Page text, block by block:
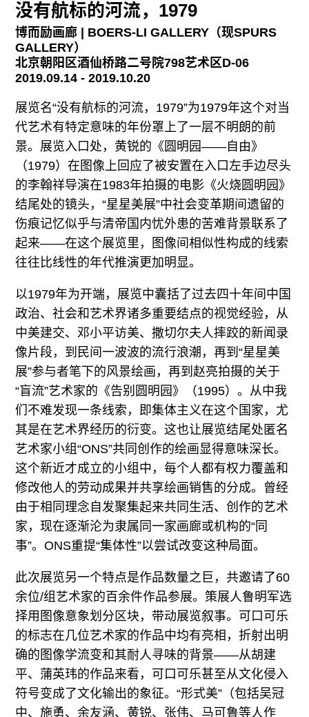
没有航标的河流，1979
博而励画廊 | BOERS-LI GALLERY（现SPURS
GALLERY）
北京朝阳区酒仙桥路二号院798艺术区D-06
2019.09.14 - 2019.10.20
展览名“没有航标的河流，1979”为1979年这个对当
代艺术有特定意味的年份罩上了一层不明朗的前
景。展览入口处，黄锐的《圆明园——自由》
（1979）在图像上回应了被安置在入口左手边尽头
的李翰祥导演在1983年拍摄的电影《火烧圆明园》
结尾处的镜头，“星星美展”中社会变革期间遗留的
伤痕记忆似乎与清帝国内忧外患的苦难背景联系了
起来——在这个展览里，图像间相似性构成的线索
往往比线性的年代推演更加明显。
以1979年为开端，展览中囊括了过去四十年间中国
政治、社会和艺术界诸多重要结点的视觉经验，从
中美建交、邓小平访美、撒切尔夫人摔跤的新闻录
像片段，到民间一波波的流行浪潮，再到“星星美
展”参与者笔下的风景绘画，再到赵亮拍摄的关于
“盲流”艺术家的《告别圆明园》（1995）。从中我
们不难发现一条线索，即集体主义在这个国家，尤
其是在艺术界经历的衍变。这也让展览结尾处匿名
艺术家小组“ONS”共同创作的绘画显得意味深长。
这个新近才成立的小组中，每个人都有权力覆盖和
修改他人的劳动成果并共享绘画销售的分成。曾经
由于相同理念自发聚集起来共同生活、创作的艺术
家，现在逐渐沦为隶属同一家画廊或机构的“同
事”。ONS重提“集体性”以尝试改变这种局面。
此次展览另一个特点是作品数量之巨，共邀请了60
余位/组艺术家的百余件作品参展。策展人鲁明军选
择用图像意象划分区块，带动展览叙事。可口可乐
的标志在几位艺术家的作品中均有亮相，折射出明
确的图像学流变和其耐人寻味的背景——从胡建
平、蒲英玮的作品来看，可口可乐甚至从文化侵入
符号变成了文化输出的象征。“形式美”（包括吴冠
中、施勇、余友涵、黄锐、张伟、马可鲁等人作